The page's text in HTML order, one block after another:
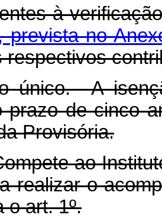
à
prevista no
respectivos
único. A
prazo de cinco
Provisória.
ao
realizar o
o art. 1º.